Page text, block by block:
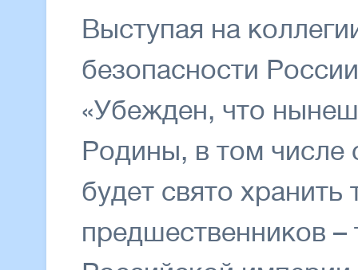
Выступая на
безопасности
«Убежден, что
Родины, в том
будет свято хранить
предшественников –